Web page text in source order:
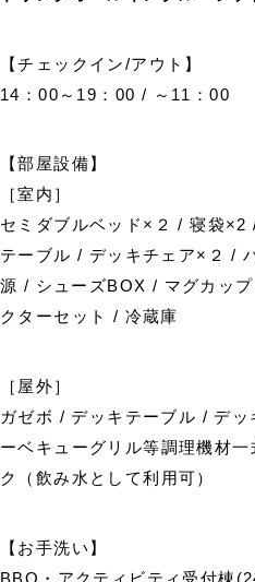
【チェックイン/アウト】
14：00～19：00 / ～11：00
【部屋設備】
［室内］
セミダブルベッド×２ / 寝袋
テーブル / デッキチェア×２ /
源 / シューズBOX / マグカッ
クターセット / 冷蔵庫
［屋外］
ガゼボ / デッキテーブル / デ
ーベキューグリル等調理機材
ク（飲み水として利用可）
【お手洗い】
BBQ・アクティビティ受付棟